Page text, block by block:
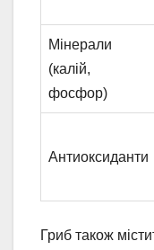
Мінерали
(калій,
фосфор)
Антиоксиданти
Гриб також